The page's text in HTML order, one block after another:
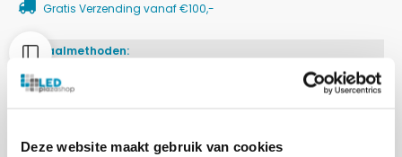
Deze website maakt gebruik van cookies
Gratis Verzending vanaf €100,-
Betaalmethoden: